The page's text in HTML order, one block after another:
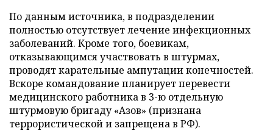
По данным источника, в подразделении
полностью отсутствует лечение инфекционных
заболеваний. Кроме того, боевикам,
отказывающимся участвовать в штурмах,
проводят карательные ампутации конечностей.
Вскоре командование планирует перевести
медицинского работника в 3-ю отдельную
штурмовую бригаду «Азов» (признана
террористической и запрещена в РФ).